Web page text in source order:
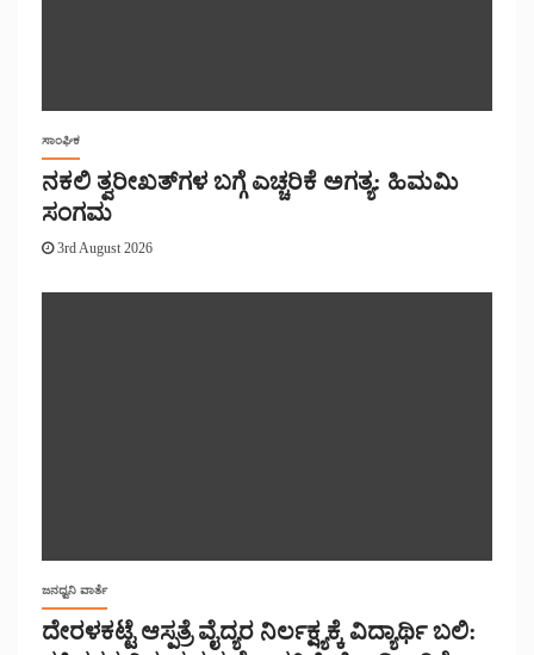
ಸಾಂಘಿಕ
ನಕಲಿ ತ್ವರೀಖತ್‌ಗಳ ಬಗ್ಗೆ ಎಚ್ಚರಿಕೆ ಅಗತ್ಯ: ಹಿಮಮಿ
ಸಂಗಮ
3rd August 2026
ಜನಧ್ವನಿ ವಾರ್ತೆ
ದೇರಳಕಟ್ಟೆ ಆಸ್ಪತ್ರೆ ವೈದ್ಯರ ನಿರ್ಲಕ್ಷ್ಯಕ್ಕೆ ವಿದ್ಯಾರ್ಥಿ ಬಲಿ: